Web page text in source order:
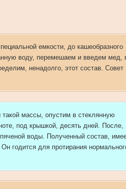
емкости, до кашеобразного
воду, перемешаем и введем мед,
ненадолго, этот состав. Совет
массы, опустим в стеклянную
под крышкой, десять дней. После,
воды. Полученный состав,
годится для протирания